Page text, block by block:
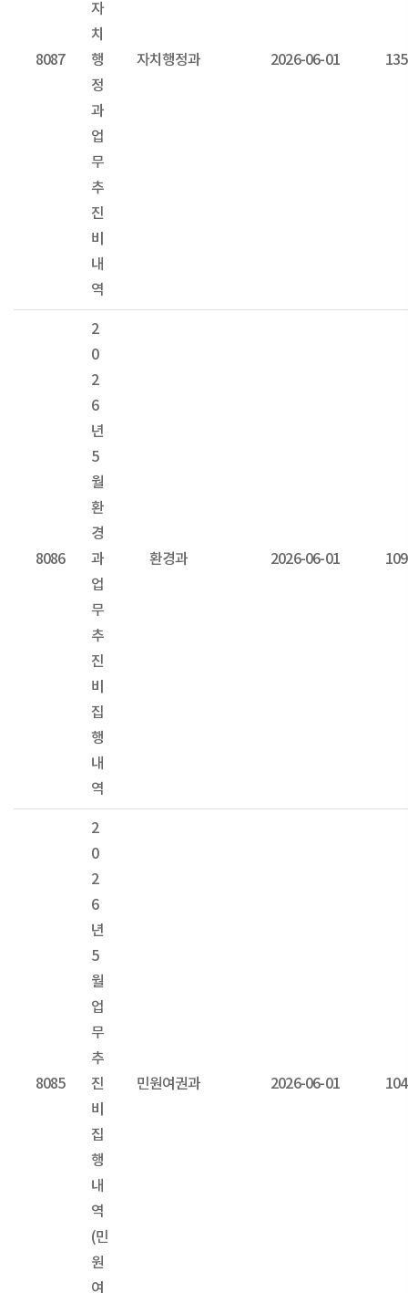
8087
자
치
행
정
과
업
무
추
진
비
내
역
자치행정과 2026-06-01 135
8086
2
0
2
6
년
5
월
환
경
과
업
무
추
진
비
집
행
내
역
환경과 2026-06-01 109
8085
2
0
2
6
년
5
월
업
무
추
진
비
집
행
내
역
(민
원
여
민원여권과 2026-06-01 104